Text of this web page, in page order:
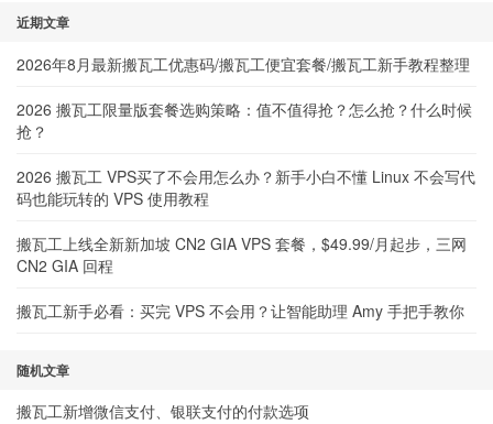
近期文章
2026年8月最新搬瓦工优惠码/搬瓦工便宜套餐/搬瓦工新手教程整理
2026 搬瓦工限量版套餐选购策略：值不值得抢？怎么抢？什么时候
抢？
2026 搬瓦工 VPS买了不会用怎么办？新手小白不懂 Linux 不会写代
码也能玩转的 VPS 使用教程
搬瓦工上线全新新加坡 CN2 GIA VPS 套餐，$49.99/月起步，三网
CN2 GIA 回程
搬瓦工新手必看：买完 VPS 不会用？让智能助理 Amy 手把手教你
随机文章
搬瓦工新增微信支付、银联支付的付款选项